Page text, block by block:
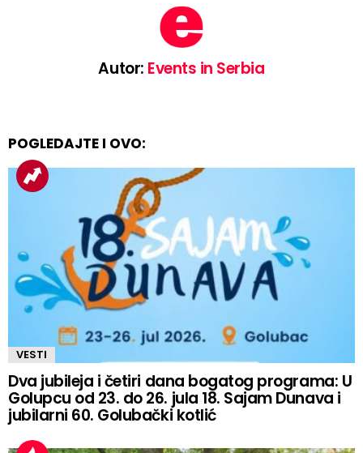
Autor: Events in Serbia
POGLEDAJTE I OVO:
VESTI
Dva jubileja i četiri dana bogatog programa: U
Golupcu od 23. do 26. jula 18. Sajam Dunava i
jubilarni 60. Golubački kotlić